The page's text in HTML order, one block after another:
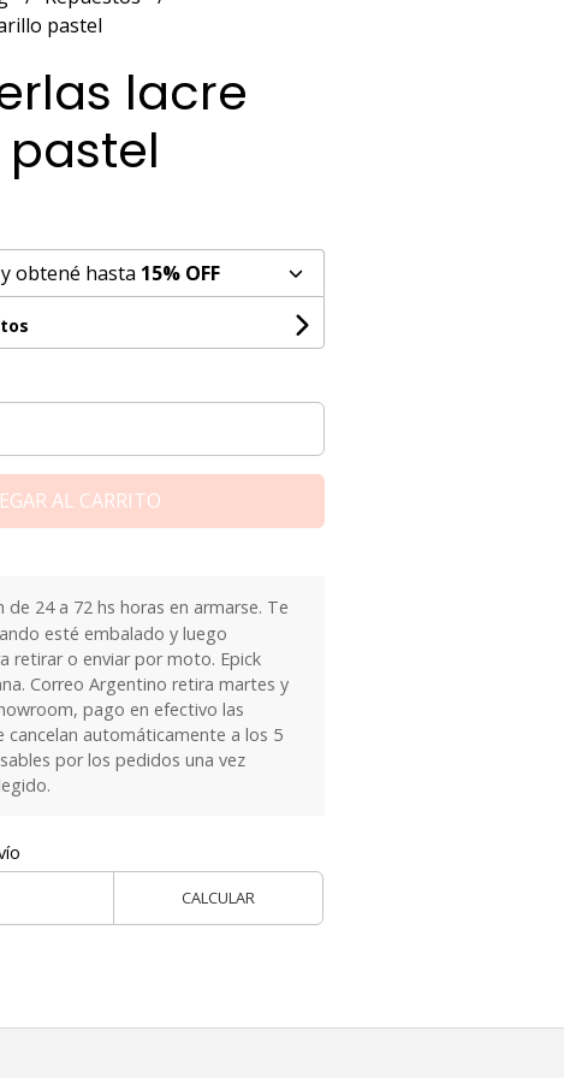
pastel
lacre
obtené hasta 15% OFF
AL CARRITO
24 a 72 hs horas en armarse. Te
esté embalado y luego
retirar o enviar por moto. Epick
Correo Argentino retira martes y
pago en efectivo las
cancelan automáticamente a los 5
por los pedidos una vez
CALCULAR